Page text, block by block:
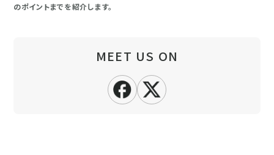
のポイントまでを紹介します。
MEET US ON